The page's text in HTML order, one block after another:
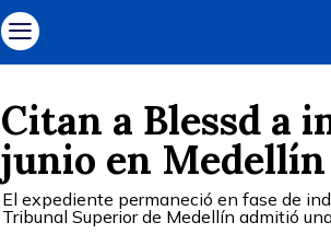
Citan a Blessd a
junio en Medellín
El expediente permaneció en fase de
Tribunal Superior de Medellín admitió